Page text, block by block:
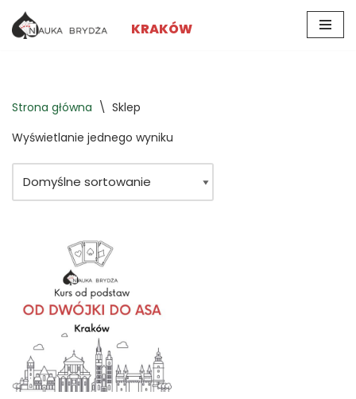
Przejdź
KRAKÓW
Strona główna \ Sklep
Wyświetlanie jednego wyniku